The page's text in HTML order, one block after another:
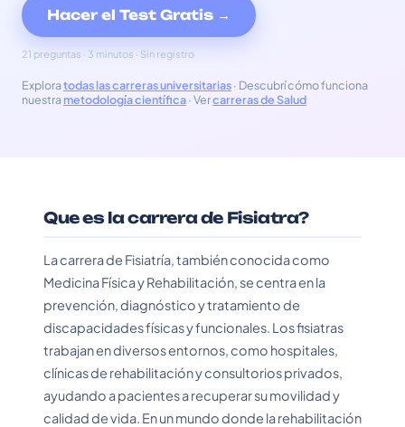
Hacer el Test Gratis →
21 preguntas · 3 minutos · Sin registro
Exploratodas las carreras universitarias· Descubrí cómo funciona
nuestra metodología científica· Vercarreras de Salud
Que es la carrera de Fisiatra?
La carrera de Fisiatría, también conocida como
Medicina Física y Rehabilitación, se centra en la
prevención, diagnóstico y tratamiento de
discapacidades físicas y funcionales. Los fisiatras
trabajan en diversos entornos, como hospitales,
clínicas de rehabilitación y consultorios privados,
ayudando a pacientes a recuperar su movilidad y
calidad de vida. En un mundo donde la rehabilitación